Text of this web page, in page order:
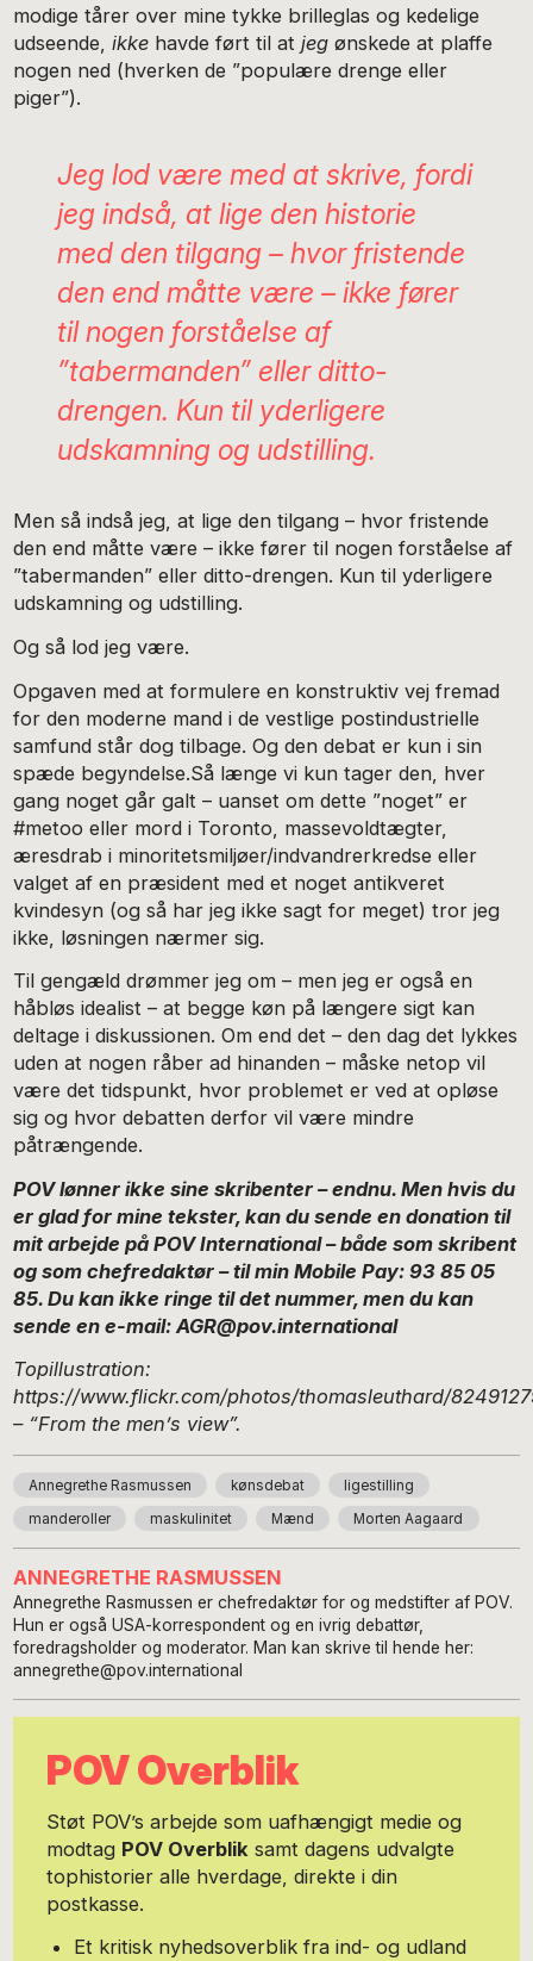
modige tårer over mine tykke brilleglas og kedelige
udseende,ikke havde ført til at jeg ønskede at plaffe
nogen ned (hverken de ”populære drenge eller
piger”).
Jeg lod være med at skrive, fordi
jeg indså, at lige den historie
med den tilgang – hvor fristende
den end måtte være – ikke fører
til nogen forståelse af
”tabermanden” eller ditto-
drengen. Kun til yderligere
udskamning og udstilling.
Men så indså jeg, at lige den tilgang – hvor fristende
den end måtte være – ikke fører til nogen forståelse af
”tabermanden” eller ditto-drengen. Kun til yderligere
udskamning og udstilling.
Og så lod jeg være.
Opgaven med at formulere en konstruktiv vej fremad
for den moderne mand i de vestlige postindustrielle
samfund står dog tilbage. Og den debat er kun i sin
spæde begyndelse.Så længe vi kun tager den, hver
gang noget går galt – uanset om dette ”noget” er
#metoo eller mord i Toronto, massevoldtægter,
æresdrab i minoritetsmiljøer/indvandrerkredse eller
valget af en præsident med et noget antikveret
kvindesyn (og så har jeg ikke sagt for meget) tror jeg
ikke, løsningen nærmer sig.
Til gengæld drømmer jeg om – men jeg er også en
håbløs idealist – at begge køn på længere sigt kan
deltage i diskussionen. Om end det – den dag det lykkes
uden at nogen råber ad hinanden – måske netop vil
være det tidspunkt, hvor problemet er ved at opløse
sig og hvor debatten derfor vil være mindre
påtrængende.
POV lønner ikke sine skribenter – endnu. Men hvis du
er glad for mine tekster, kan du sende en donation til
mit arbejde på POV International – både som skribent
og som chefredaktør – til min Mobile Pay: 93 85 05
85. Du kan ikke ringe til det nummer, men du kan
sende en e-mail: AGR@pov.international
Topillustration:
https://www.flickr.com/photos/thomasleuthard/
– “From the men’s view”.
Annegrethe Rasmussen kønsdebat ligestilling
manderoller maskulinitet Mænd Morten Aagaard
ANNEGRETHE RASMUSSEN
Annegrethe Rasmussen er chefredaktør for og medstifter af POV.
Hun er også USA-korrespondent og en ivrig debattør,
foredragsholder og moderator. Man kan skrive til hende her:
annegrethe@pov.international
POV Overblik
Støt POV’s arbejde som uafhængigt medie og
modtag POV Overblik samt dagens udvalgte
tophistorier alle hverdage, direkte i din
postkasse.
Et kritisk nyhedsoverblik fra ind- og udland